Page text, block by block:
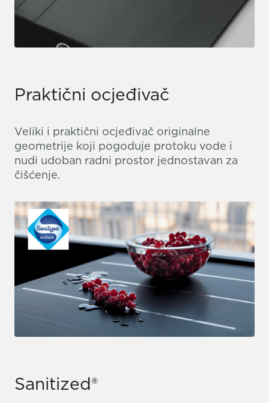
Praktični ocjeđivač
Veliki i praktični ocjeđivač originalne
geometrije koji pogoduje protoku vode i
nudi udoban radni prostor jednostavan za
čišćenje.
Sanitized®